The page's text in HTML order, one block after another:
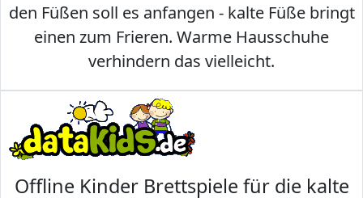
den Füßen soll es anfangen - kalte Füße bringt
einen zum Frieren. Warme Hausschuhe
verhindern das vielleicht.
Offline Kinder Brettspiele für die kalte